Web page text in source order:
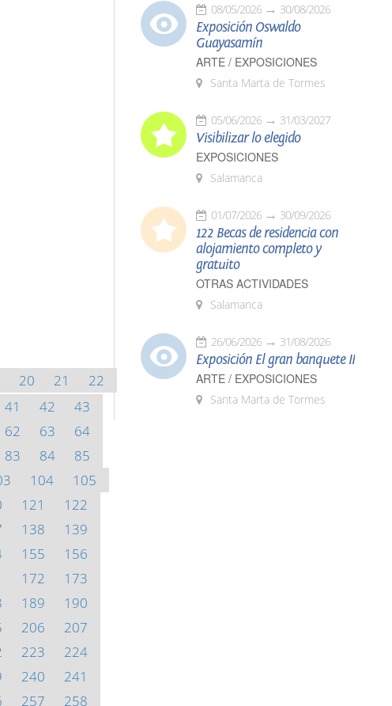
20 21
22
41 42
43
62 63
64
83 84
85
104
105
121
122
138
139
155
156
172
173
189
190
206
207
223
224
240
241
257 258
08/05/2026 30/08/2026
Exposición Oswaldo
Guayasamín
ARTE / EXPOSICIONES
Santa Marta de Tormes
05/06/2026 31/03/2027
Visibilizar lo elegido
EXPOSICIONES
Salamanca
01/07/2026 30/09/2026
122 Becas de residencia con
alojamiento completo y
gratuito
OTRAS ACTIVIDADES
Salamanca
26/06/2026 31/08/2026
Exposición El gran banquete II
ARTE / EXPOSICIONES
Santa Marta de Tormes